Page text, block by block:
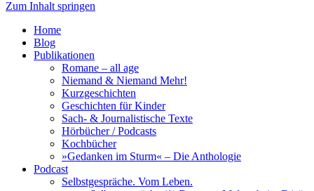
Zum Inhalt springen
Home
Blog
Publikationen
Romane – all age
Niemand & Niemand Mehr!
Kurzgeschichten
Geschichten für Kinder
Sach- & Journalistische Texte
Hörbücher / Podcasts
Kochbücher
»Gedanken im Sturm« – Die Anthologie
Podcast
Selbstgespräche. Vom Leben.